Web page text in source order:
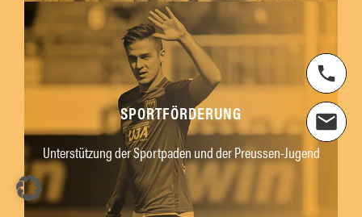
SPORTFÖRDERUNG
Unterstützung der Sportpaden und der Preussen-Jugend